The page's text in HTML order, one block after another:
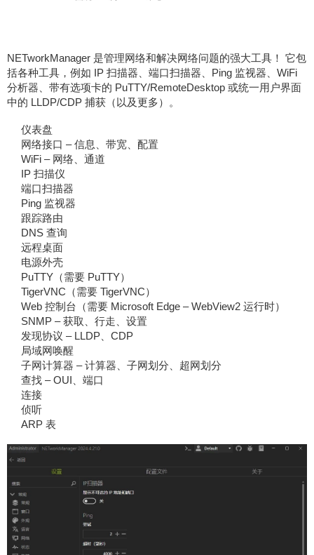
NETworkManager 是管理网络和解决网络问题的强大工具！ 它包
括各种工具，例如 IP 扫描器、端口扫描器、Ping 监视器、WiFi
分析器、带有选项卡的 PuTTY/RemoteDesktop 或统一用户界面
中的 LLDP/CDP 捕获（以及更多）。
仪表盘
网络接口 – 信息、带宽、配置
WiFi – 网络、通道
IP 扫描仪
端口扫描器
Ping 监视器
跟踪路由
DNS 查询
远程桌面
电源外壳
PuTTY（需要 PuTTY）
TigerVNC（需要 TigerVNC）
Web 控制台（需要 Microsoft Edge – WebView2 运行时）
SNMP – 获取、行走、设置
发现协议 – LLDP、CDP
局域网唤醒
子网计算器 – 计算器、子网划分、超网划分
查找 – OUI、端口
连接
侦听
ARP 表